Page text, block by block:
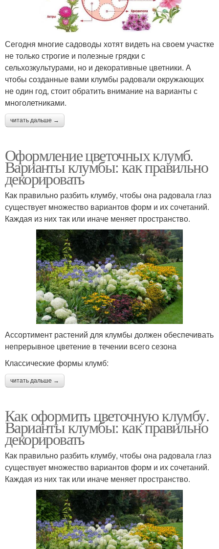
Сегодня многие садоводы хотят видеть на своем участке
не только строгие и полезные грядки с
сельхозкультурами, но и декоративные цветники. А
чтобы созданные вами клумбы радовали окружающих
не один год, стоит обратить внимание на варианты с
многолетниками.
читать дальше →
Оформление цветочных клумб.
Варианты клумбы: как правильно
декорировать
Как правильно разбить клумбу, чтобы она радовала глаз
существует множество вариантов форм и их сочетаний.
Каждая из них так или иначе меняет пространство.
Ассортимент растений для клумбы должен обеспечивать
непрерывное цветение в течении всего сезона
Классические формы клумб:
читать дальше →
Как оформить цветочную клумбу.
Варианты клумбы: как правильно
декорировать
Как правильно разбить клумбу, чтобы она радовала глаз
существует множество вариантов форм и их сочетаний.
Каждая из них так или иначе меняет пространство.